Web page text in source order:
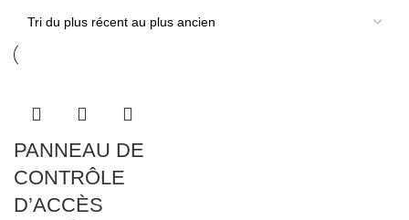
PANNEAU DE
CONTRÔLE
D’ACCÈS